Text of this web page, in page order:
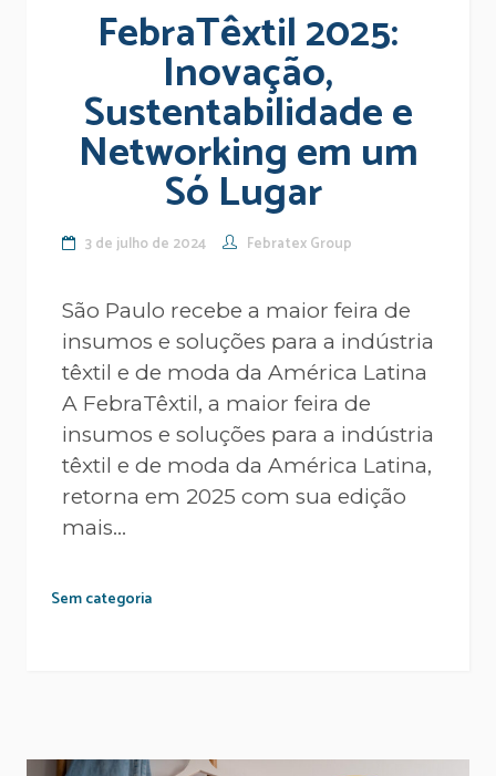
FebraTêxtil 2025:
Inovação,
Sustentabilidade e
Networking em um
Só Lugar
3 de julho de 2024 Febratex Group
São Paulo recebe a maior feira de
insumos e soluções para a indústria
têxtil e de moda da América Latina
A FebraTêxtil, a maior feira de
insumos e soluções para a indústria
têxtil e de moda da América Latina,
retorna em 2025 com sua edição
mais...
Sem categoria